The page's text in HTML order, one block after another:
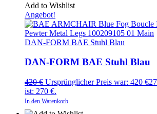
Add to Wishlist
Angebot!
DAN-FORM BAE Stuhl Blau
DAN-FORM BAE Stuhl Blau
420€ Ursprünglicher Preis war: 420 €
ist: 270 €.
In den Warenkorb